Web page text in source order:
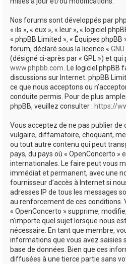
Nos forums sont développés par
« ils », « eux », « leur », « logiciel
« phpBB Limited », « Équipes
forum, déclaré sous la licence «
(désigné ci-après par « GPL ») et
www.phpbb.com. Le logiciel phpBB
discussions sur Internet. phpBB
ce que nous acceptons ou
conduite permis. Pour de plus
phpBB, veuillez consulter : https://
Vous acceptez de ne pas publier de
vulgaire, diffamatoire, choquant,
ou tout autre contenu qui peut
pays, du pays où « OpenConcerto »
internationales. Le faire peut vous
immédiat et permanent, avec une
fournisseur d’accès à Internet si
adresses IP de tous les messages
au renforcement de ces conditions.
« OpenConcerto » supprime,
n’importe quel sujet lorsque nous
nécessaire. En tant que membre,
informations que vous avez saisies
base de données. Bien que ces
diffusées à une tierce partie sans